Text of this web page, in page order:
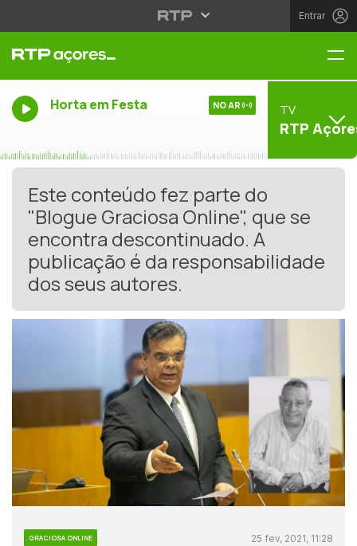
Entrar
Horta em Festa NO AR TV
RTP
Este conteúdo fez parte do
"Blogue Graciosa Online", que se
encontra descontinuado. A
publicação é da responsabilidade
dos seus autores.
GRACIOSA ONLINE 25 fev, 2021, 11:28